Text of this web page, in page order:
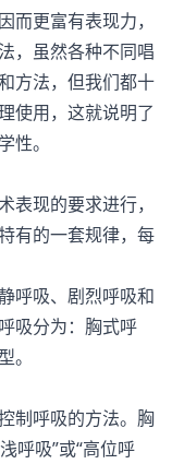
而更富有表现力，
，虽然各种不同唱
方法，但我们都十
使用，这就说明了
性。
现的要求进行，
有的一套规律，每
吸、剧烈呼吸和
吸分为：胸式呼
。
制呼吸的方法。胸
呼吸”或“高位呼